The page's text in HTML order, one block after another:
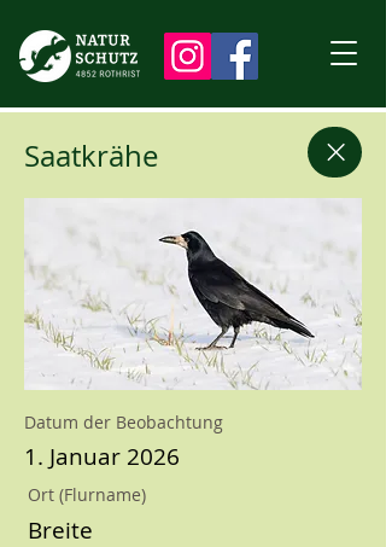
Saatkrähe
Datum der Beobachtung
1. Januar 2026
Ort (Flurname)
Breite